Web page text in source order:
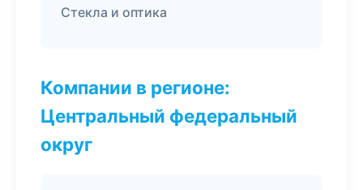
Стекла и оптика
Компании в регионе:
Центральный федеральный
округ